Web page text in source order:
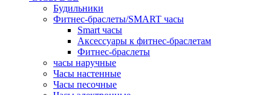
Будильники
Фитнес-браслеты/SMART часы
Smart часы
Аксессуары к фитнес-браслетам
Фитнес-браслеты
часы наручные
Часы настенные
Часы песочные